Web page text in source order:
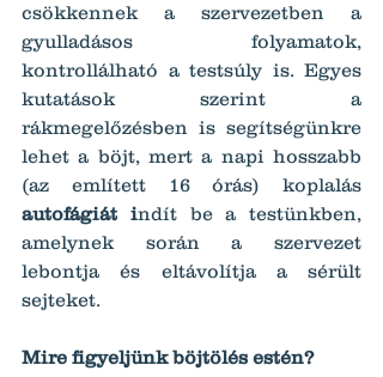
csökkennek a szervezetben a
gyulladásos folyamatok,
kontrollálható a testsúly is. Egyes
kutatások szerint a
rákmegelőzésben is segítségünkre
lehet a böjt, mert a napi hosszabb
autofágiát indít be a testünkben,
amelynek során a szervezet
lebontja és eltávolítja a sérült
sejteket.
Mire figyeljünk böjtölés estén?